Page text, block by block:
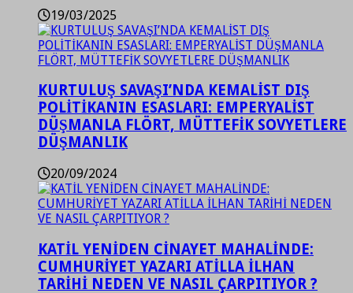
19/03/2025
KURTULUŞ SAVAŞI’NDA KEMALİST DIŞ
POLİTİKANIN ESASLARI: EMPERYALİST
DÜŞMANLA FLÖRT, MÜTTEFİK SOVYETLERE
DÜŞMANLIK
20/09/2024
KATİL YENİDEN CİNAYET MAHALİNDE:
CUMHURİYET YAZARI ATİLLA İLHAN
TARİHİ NEDEN VE NASIL ÇARPITIYOR ?